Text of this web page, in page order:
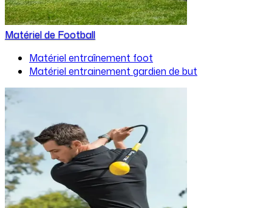
Matériel de Football
Matériel entraînement foot
Matériel entrainement gardien de but